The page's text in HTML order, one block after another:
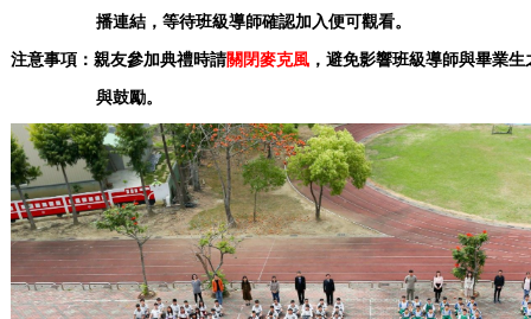
播連結，等待班級導師確認加入便可觀看。
注意事項：親友參加典禮時請關閉麥克風 ，避免影響班級導師與畢業生
與鼓勵。